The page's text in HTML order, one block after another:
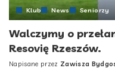
Klub News Seniorzy
Walczymy o
Resovię Rzeszów.
Napisane przez Zawisza